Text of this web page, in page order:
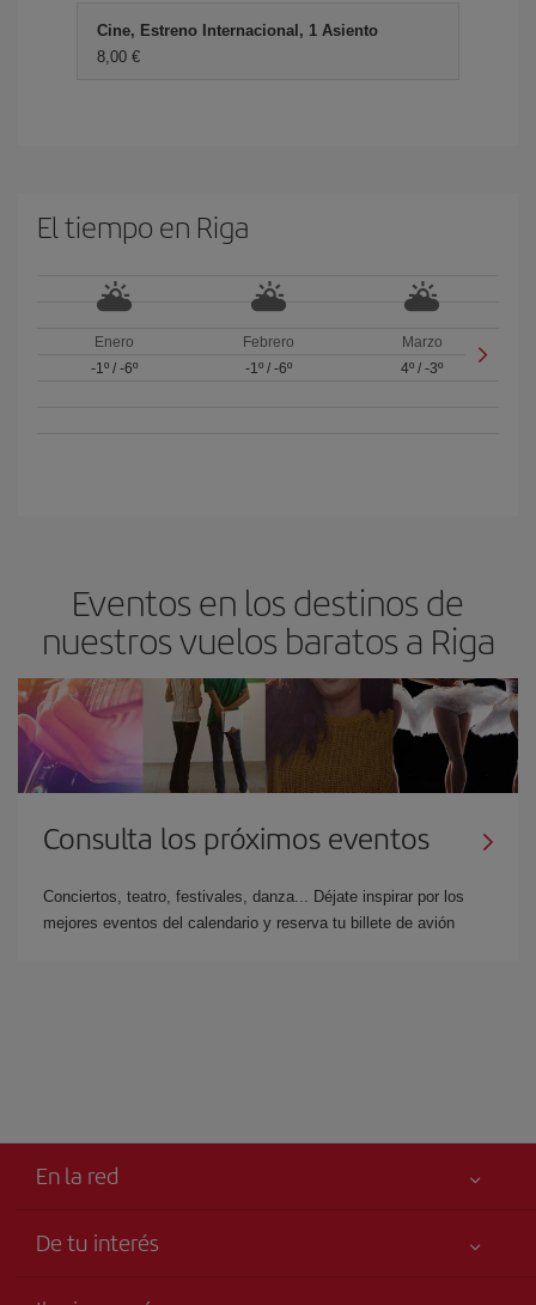
Cine, Estreno Internacional, 1 Asiento
8,00 €
El tiempo en Riga
Enero
-1º/ -6º
Febrero
-1º/ -6º
Marzo
4º /-3º
Eventos en los destinos de
nuestros vuelos baratos a Riga
Consulta los próximos eventos
Conciertos, teatro, festivales, danza... Déjate inspirar por los
mejores eventos del calendario y reserva tu billete de avión
En la red
De tu interés